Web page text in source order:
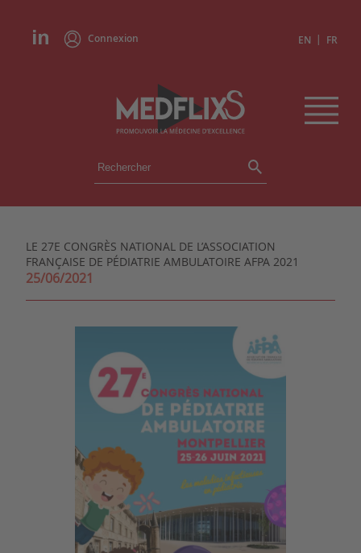
Connexion EN | FR
ÉVÉNEMENTS
INSTITUTIONS
CONGRÈS EN RÉSUMÉ
LE 27E CONGRÈS NATIONAL DE L’ASSOCIATION
FRANÇAISE DE PÉDIATRIE AMBULATOIRE AFPA 2021
25/06/2021